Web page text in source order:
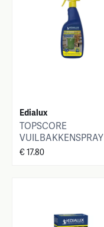
Edialux
TOPSCORE
VUILBAKKENSPRAY
750ml
€ 17.80